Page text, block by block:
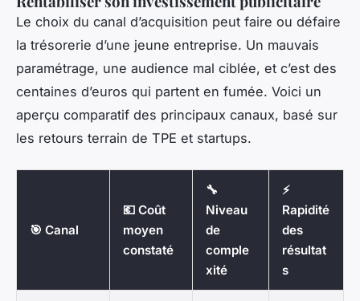
Le choix du canal d’acquisition peut faire ou défaire
la trésorerie d’une jeune entreprise. Un mauvais
paramétrage, une audience mal ciblée, et c’est des
centaines d’euros qui partent en fumée. Voici un
aperçu comparatif des principaux canaux, basé sur
les retours terrain de TPE et startups.
🎯 Canal
💶 Coût
moyen
constaté
🔧
Niveau
de
comple
xité
⚡
Rapidité
des
résultat
s